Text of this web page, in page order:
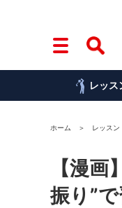
レッス
ホーム レッスン
【漫
振り”で